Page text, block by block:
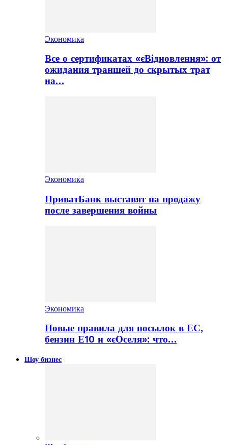
Экономика
Все о сертификатах «єВідновлення»: от
ожидания траншей до скрытых трат
на…
Экономика
ПриватБанк выставят на продажу
после завершения войны
Экономика
Новые правила для посылок в ЕС,
бензин Е10 и «єОселя»: что…
Шоу бизнес